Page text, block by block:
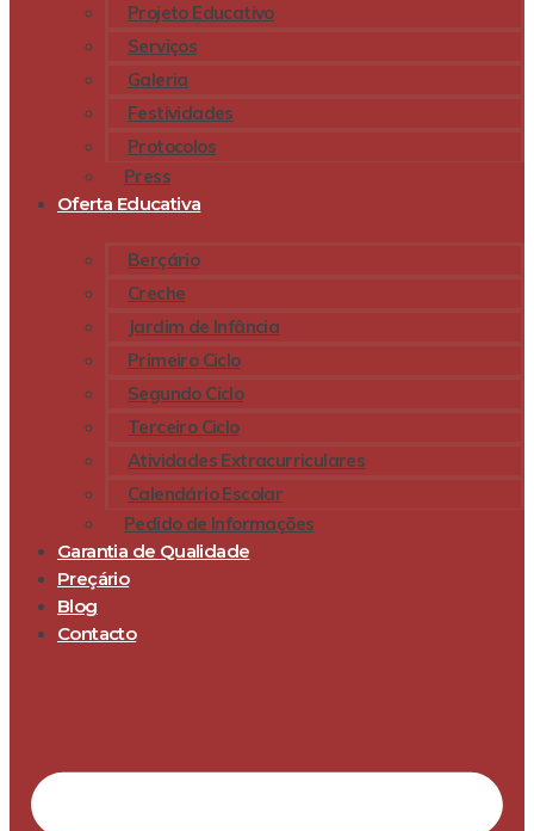
Projeto Educativo
Serviços
Galeria
Festividades
Protocolos
Press
Oferta Educativa
Berçário
Creche
Jardim de Infância
Primeiro Ciclo
Segundo Ciclo
Terceiro Ciclo
Atividades Extracurriculares
Calendário Escolar
Pedido de Informações
Garantia de Qualidade
Preçário
Blog
Contacto